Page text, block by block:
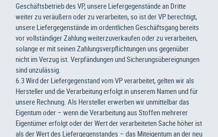
Geschäftsbetrieb des VP, unsere Liefergegenstände an Dritte
weiter zu veräußern oder zu verarbeiten, so ist der VP berechtigt,
unsere Liefergegenstände im ordentlichen Geschäftsgang bereits
vor vollständiger Zahlung weiterzuverkaufen oder zu verarbeiten,
solange er mit seinen Zahlungsverpflichtungen uns gegenüber
nicht im Verzug ist. Verpfändungen und Sicherungsübereignungen
sind unzulässig.
6.3 Wird der Liefergegenstand vom VP verarbeitet, gelten wir als
Hersteller und die Verarbeitung erfolgt in unserem Namen und für
unsere Rechnung. Als Hersteller erwerben wir unmittelbar das
Eigentum oder – wenn die Verarbeitung aus Stoffen mehrerer
Eigentümer erfolgt oder der Wert der verarbeiteten Sache höher ist
als der Wert des Liefergegenstandes – das Miteigentum an der neu